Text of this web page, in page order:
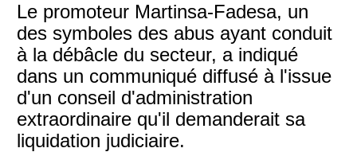
Le promoteur Martinsa-Fadesa, un
des symboles des abus ayant conduit
à la débâcle du secteur, a indiqué
dans un communiqué diffusé à l'issue
d'un conseil d'administration
extraordinaire qu'il demanderait sa
liquidation judiciaire.